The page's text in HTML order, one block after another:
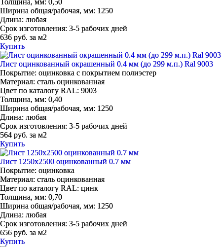
Толщина, мм: 0,50
Ширина общая/рабочая, мм: 1250
Длина: любая
Срок изготовления: 3-5 рабочих дней
636 руб. за м2
Купить
Лист оцинкованный окрашенный 0.4 мм (до 299 м.п.) Ral 9003
Покрытие: оцинковка с покрытием полиэстер
Материал: сталь оцинкованная
Цвет по каталогу RAL: 9003
Толщина, мм: 0,40
Ширина общая/рабочая, мм: 1250
Длина: любая
Срок изготовления: 3-5 рабочих дней
564 руб. за м2
Купить
Лист 1250х2500 оцинкованный 0.7 мм
Покрытие: оцинковка
Материал: сталь оцинкованная
Цвет по каталогу RAL: цинк
Толщина, мм: 0,70
Ширина общая/рабочая, мм: 1250
Длина: любая
Срок изготовления: 3-5 рабочих дней
656 руб. за м2
Купить